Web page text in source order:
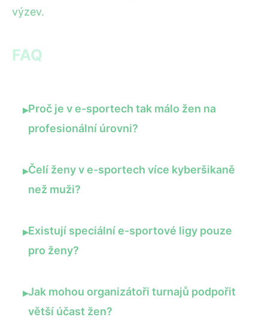
výzev.
FAQ
▸Proč je v e-sportech tak málo žen na
profesionální úrovni?
▸Čelí ženy v e-sportech více kyberšikaně
než muži?
▸Existují speciální e-sportové ligy pouze
pro ženy?
▸Jak mohou organizátoři turnajů podpořit
větší účast žen?